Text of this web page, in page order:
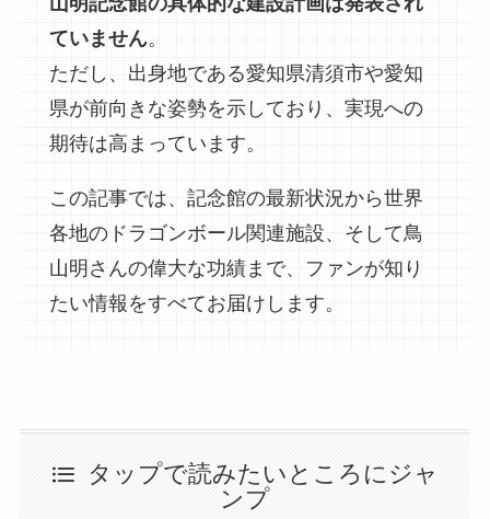
ていません。
ただし、出身地である愛知県清須市や愛知
県が前向きな姿勢を示しており、実現への
期待は高まっています。
この記事では、記念館の最新状況から世界
各地のドラゴンボール関連施設、そして鳥
山明さんの偉大な功績まで、ファンが知り
たい情報をすべてお届けします。
タップで読みたいところにジャ
ンプ